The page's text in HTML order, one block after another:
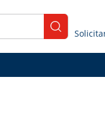
submit